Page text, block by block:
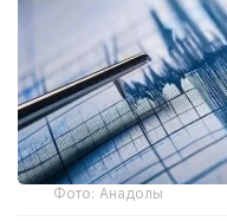
Фото: Анадолы